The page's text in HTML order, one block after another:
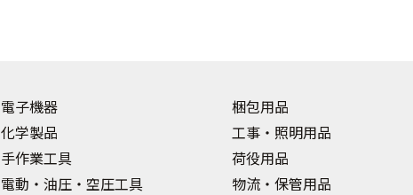
電子機器
化学製品
手作業工具
電動・油圧・空圧工具
梱包用品
工事・照明用品
荷役用品
物流・保管用品